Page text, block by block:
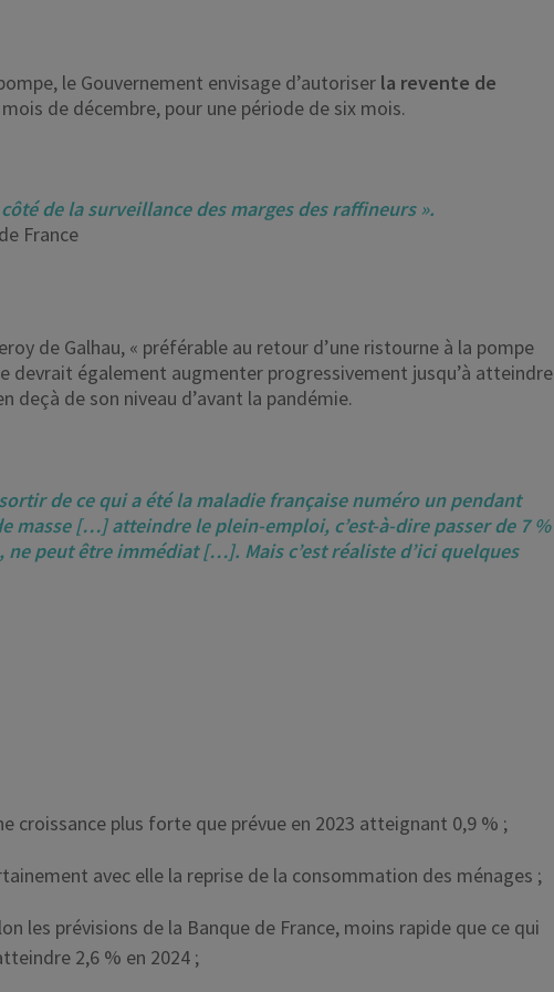
le Gouvernement envisage d’autoriser la revente de
de décembre, pour une période de six mois.
de la surveillance des marges des raffineurs ».
France
de Galhau, « préférable au retour d’une ristourne à la pompe
devrait également augmenter progressivement jusqu’à atteindre
deçà de son niveau d’avant la pandémie.
de ce qui a été la maladie française numéro un pendant
masse […] atteindre le plein-emploi, c’est-à-dire passer de 7 %
ne peut être immédiat […]. Mais c’est réaliste d’ici quelques
croissance plus forte que prévue en 2023 atteignant 0,9 % ;
avec elle la reprise de la consommation des ménages ;
les prévisions de la Banque de France, moins rapide que ce qui
2,6 % en 2024 ;